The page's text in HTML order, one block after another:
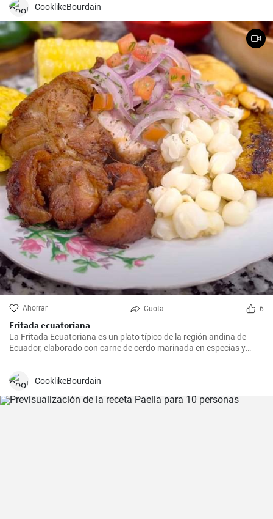
CooklikeBourdain
Ahorrar Cuota 6
Fritada ecuatoriana
La Fritada Ecuatoriana es un plato típico de la región andina de
Ecuador, elaborado con carne de cerdo marinada en especias y
cocinada a fuego lento en una olla con agua hasta que quede suave
CooklikeBourdain